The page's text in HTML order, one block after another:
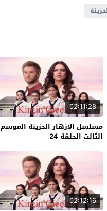
02:11:28
مسلسل الازهار الحزينة الموسم
الثالث الحلقة 24
02:12:16